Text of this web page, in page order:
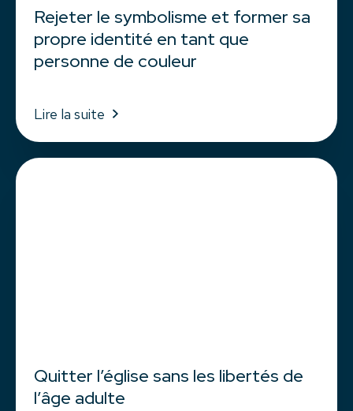
Rejeter le symbolisme et former sa
propre identité en tant que
personne de couleur
Lire la suite
Quitter l’église sans les libertés de
l’âge adulte